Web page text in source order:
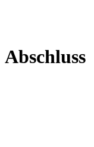
Abschluss